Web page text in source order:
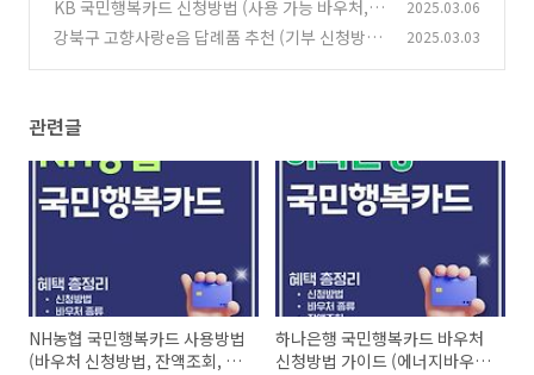
(0)
KB 국민행복카드 신청방법 (사용 가능 바우처,
잔액조회, 사용처, 연회비, 재발급)
(0)
2025.03.06
강북구 고향사랑e음 답례품 추천 (기부 신청방
2025.03.03
관련글
NH농협 국민행복카드 사용방법
(바우처 신청방법, 잔액조회, 연
하나은행 국민행복카드 바우처
신청방법 가이드 (에너지바우